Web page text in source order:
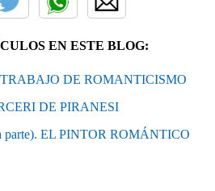
EN ESTE BLOG:
DE ROMANTICISMO
DE PIRANESI
EL PINTOR ROMÁNTICO